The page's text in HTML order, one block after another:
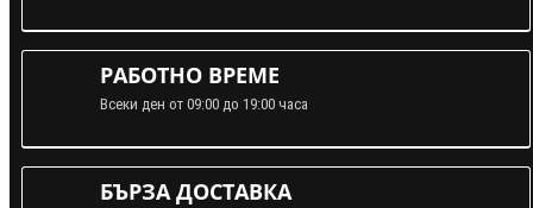
РАБОТНО ВРЕМЕ
Всеки ден от 09:00 до 19:00 часа
БЪРЗА ДОСТАВКА